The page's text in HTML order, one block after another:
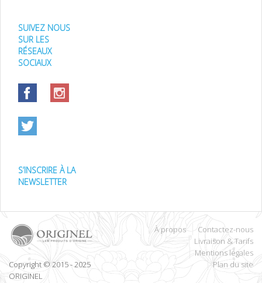
SUIVEZ NOUS
SUR LES
RÉSEAUX
SOCIAUX
S’INSCRIRE À LA
NEWSLETTER
Copyright © 2015 - 2025
ORIGINEL
À propos
Contactez-nous
Livraison & Tarifs
Mentions légales
Plan du site